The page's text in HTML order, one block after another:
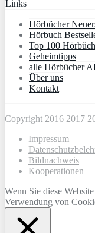
Links
Hörbücher
Hörbuch
Top 100
Geheimtipps
alle Hörbücher
Über uns
Kontakt
Copyright 2016 2017
Impressum
Bildnachweis
Kooperationen
Wenn Sie diese
Verwendung von